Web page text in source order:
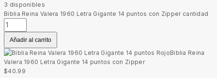
3 disponibles
Biblia Reina Valera 1960 Letra Gigante 14 puntos con Zipper cantidad
Añadir al carrito
Biblia Reina
Valera 1960 Letra Gigante 14 puntos con Zipper
$40.99